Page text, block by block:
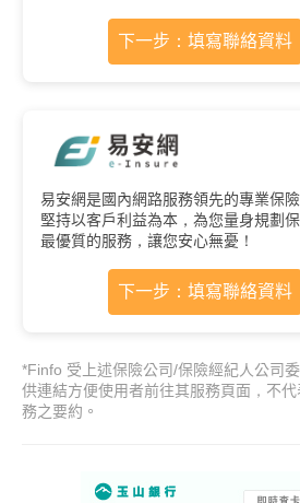
下一步：填寫聯絡資料
易安網是國內網路服務領先的專業保險
堅持以客戶利益為本，為您量身規劃
最優質的服務，讓您安心無憂！
下一步：填寫聯絡資料
*Finfo 受上述保險公司/保險經紀人公司
供連結方便使用者前往其服務頁面，不
務之要約。